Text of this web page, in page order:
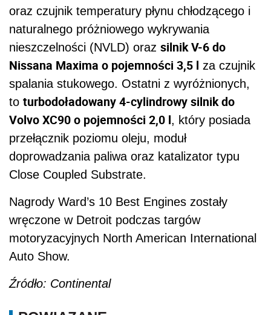
oraz czujnik temperatury płynu chłodzącego i
naturalnego próżniowego wykrywania
nieszczelności (NVLD) oraz silnik V-6 do
Nissana Maxima o pojemności 3,5 l za czujnik
spalania stukowego. Ostatni z wyróżnionych,
to turbodoładowany 4-cylindrowy silnik do
Volvo XC90 o pojemności 2,0 l, który posiada
przełącznik poziomu oleju, moduł
doprowadzania paliwa oraz katalizator typu
Close Coupled Substrate.
Nagrody Ward’s 10 Best Engines zostały
wręczone w Detroit podczas targów
motoryzacyjnych North American International
Auto Show.
Źródło: Continental